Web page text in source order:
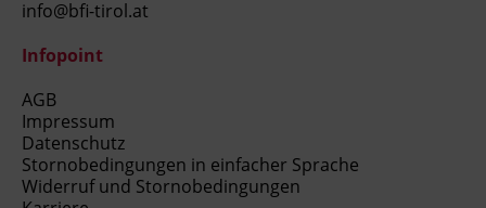
info@bfi-tirol.at
Infopoint
AGB
Impressum
Datenschutz
Stornobedingungen in einfacher Sprache
Widerruf und Stornobedingungen